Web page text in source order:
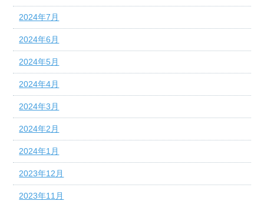
2024年7月
2024年6月
2024年5月
2024年4月
2024年3月
2024年2月
2024年1月
2023年12月
2023年11月